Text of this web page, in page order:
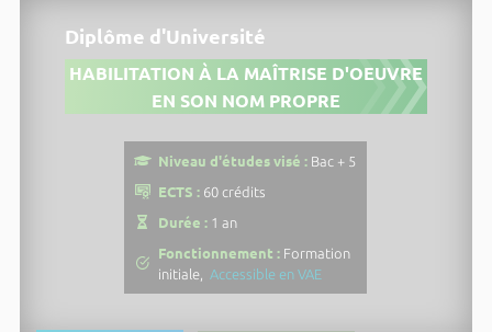
Diplôme d'Université
HABILITATION À LA MAÎTRISE D'OEUVRE
EN SON NOM PROPRE
Niveau d'études visé : Bac + 5
ECTS : 60 crédits
Durée : 1 an
Fonctionnement : Formation
initiale, Accessible en VAE